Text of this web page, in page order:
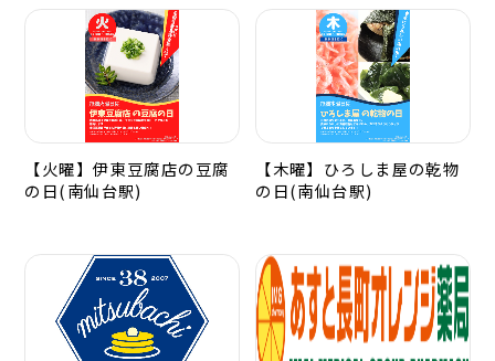
【火曜】伊東豆腐店の豆腐
の日(南仙台駅)
【木曜】ひろしま屋の乾物
の日(南仙台駅)